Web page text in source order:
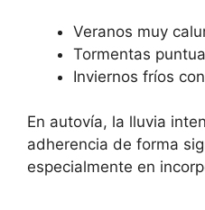
Veranos muy
Tormentas
Inviernos fríos
En autovía, la lluvia
adherencia de forma
especialmente en